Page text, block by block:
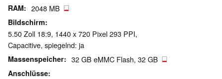
RAM 2048 MB
Bildschirm
5.50 Zoll 18:9, 1440 x 720 Pixel 293 PPI,
Capacitive, spiegelnd: ja
Massenspeicher 32 GB eMMC Flash, 32 GB
Anschlüsse